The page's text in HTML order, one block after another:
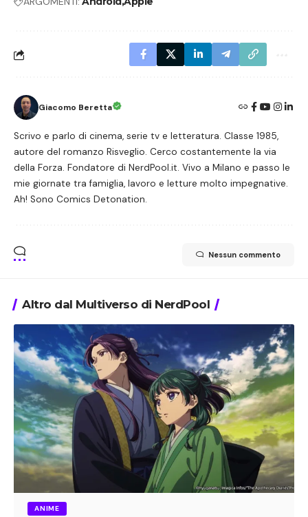
Giacomo Beretta
Scrivo e parlo di cinema, serie tv e letteratura. Classe 1985,
autore del romanzo Risveglio. Cerco costantemente la via
della Forza. Fondatore di NerdPool.it. Vivo a Milano e passo le
mie giornate tra famiglia, lavoro e letture molto impegnative.
Ah! Sono Comics Detonation.
Nessun commento
Altro dal Multiverso di NerdPool
ANIME